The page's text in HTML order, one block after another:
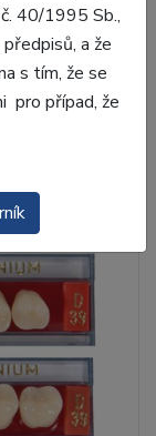
40/1995 Sb.,
a že
s tím, že se
pro případ, že